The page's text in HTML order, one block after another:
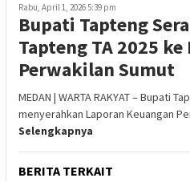
Rabu, April 1, 2026 5:39 pm
Bupati Tapteng
Tapteng TA 2025 ke
Perwakilan Sumut
MEDAN | WARTA RAKYAT – Bupati
menyerahkan Laporan Keuangan
Selengkapnya
BERITA TERKAIT